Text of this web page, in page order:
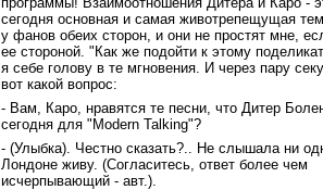
сегодня основная и самая животрепещущая
у фанов обеих сторон, и они не простят мне,
ее стороной. "Как же подойти к этому
я себе голову в те мгновения. И через пару
вот какой вопрос:
- Вам, Каро, нравятся те песни, что Дитер
сегодня для "Modern Talking"?
- (Улыбка). Честно сказать?.. Не слышала ни
Лондоне живу. (Согласитесь, ответ более чем
исчерпывающий - авт.).